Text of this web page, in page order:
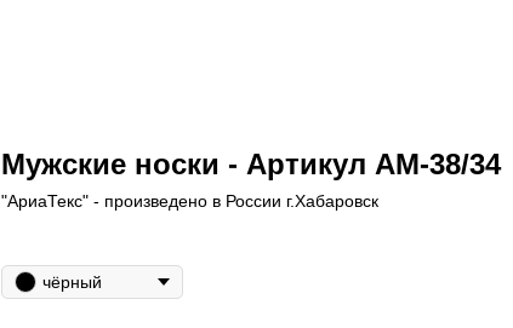
Мужские носки - Артикул АМ-38/34
"АриаТекс" - произведено в России г.Хабаровск
чёрный